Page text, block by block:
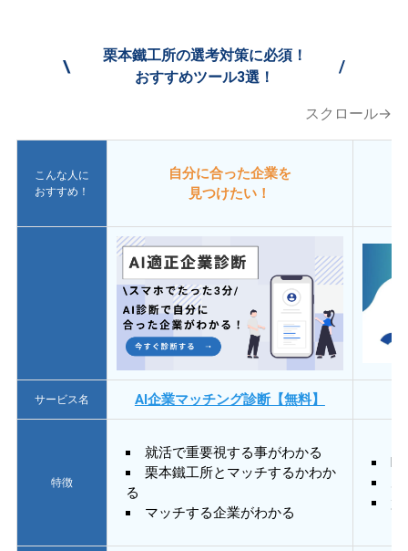
\
栗本鐵工所の選考対策に必須！
おすすめツール3選！
/
スクロール→
こんな人に
おすすめ！
自分に合った企業を
見つけたい！
サービス名 AI企業マッチング診断【無料】
特徴
就活で重要視する事がわかる
栗本鐵工所とマッチするかわか
る
マッチする企業がわかる
質